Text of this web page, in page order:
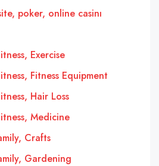
poker, online casinı
Exercise
Fitness Equipment
Hair Loss
Medicine
Crafts
Gardening